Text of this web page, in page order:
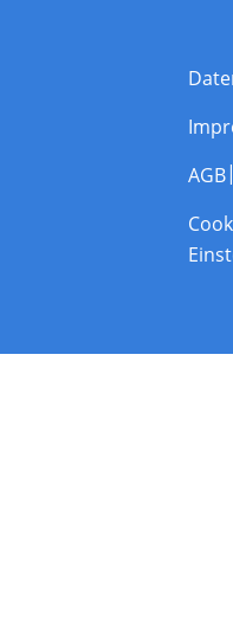
AGB